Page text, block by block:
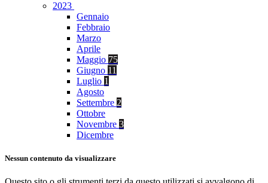
2023
Gennaio
Febbraio
Marzo
Aprile
Maggio 75
Giugno 11
Luglio 1
Agosto
Settembre 2
Ottobre
Novembre 3
Dicembre
Nessun contenuto da visualizzare